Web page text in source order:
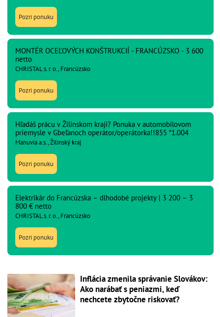
Pozri ponuku
MONTÉR OCEĽOVÝCH KONŠTRUKCIÍ - FRANCÚZSKO - 3 600
netto
CHRISTAL s. r. o., Francúzsko
Pozri ponuku
Hľadáš prácu v Žilinskom kraji? Ponuka v automobilovom
priemysle v Gbeľanoch operátor/operátorka!!855 *1.004
Manuvia a.s., Žilinský kraj
Pozri ponuku
Elektrikár do Francúzska – dlhodobé projekty | 3 200 – 3
800 € netto
CHRISTAL s. r. o., Francúzsko
Pozri ponuku
Inflácia zmenila správanie Slovákov:
Ako narábať s peniazmi, keď
nechcete zbytočne riskovať?